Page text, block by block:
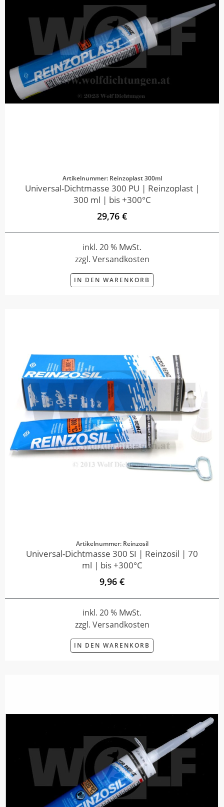
Artikelnummer: Reinzoplast 300ml
Universal-Dichtmasse 300 PU | Reinzoplast |
300 ml | bis +300°C
29,76 €
inkl. 20 % MwSt.
zzgl. Versandkosten
IN DEN WARENKORB
Artikelnummer: Reinzosil
Universal-Dichtmasse 300 SI | Reinzosil | 70
ml | bis +300°C
9,96 €
inkl. 20 % MwSt.
zzgl. Versandkosten
IN DEN WARENKORB